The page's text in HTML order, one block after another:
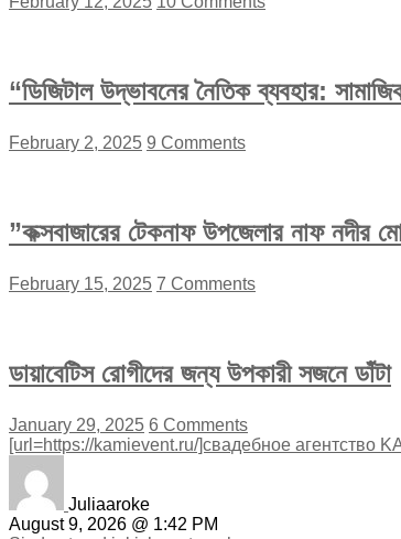
“ডিজিটাল উদ্ভাবনের নৈতিক ব্যবহার:
February 2, 2025 9 Comments
”কক্সবাজারের টেকনাফ উপজেলার নাফ নদীর
February 15, 2025 7 Comments
ডায়াবেটিস রোগীদের জন্য উপকারী সজনে ডাঁটা
January 29, 2025 6 Comments
[url=https://kamievent.ru/]свадебное агентство
Juliaaroke
August 9, 2026 @ 1:42 PM